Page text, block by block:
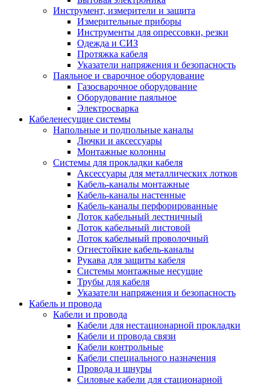
Инструмент, измерители и защита
Измерительные приборы
Инструменты для опрессовки, резки
Одежда и СИЗ
Протяжка кабеля
Указатели напряжения и безопасность
Паяльное и сварочное оборудование
Газосварочное оборудование
Оборудование паяльное
Электросварка
Кабеленесущие системы
Напольные и подпольные каналы
Лючки и аксессуары
Монтажные колонны
Системы для прокладки кабеля
Аксессуары для металлических лотков
Кабель-каналы монтажные
Кабель-каналы настенные
Кабель-каналы перфорированные
Лоток кабельный лестничный
Лоток кабельный листовой
Лоток кабельный проволочный
Огнестойкие кабель-каналы
Рукава для защиты кабеля
Системы монтажные несущие
Трубы для кабеля
Указатели напряжения и безопасность
Кабель и провода
Кабели и провода
Кабели для нестационарной прокладки
Кабели и провода связи
Кабели контрольные
Кабели специального назначения
Провода и шнуры
Силовые кабели для стационарной